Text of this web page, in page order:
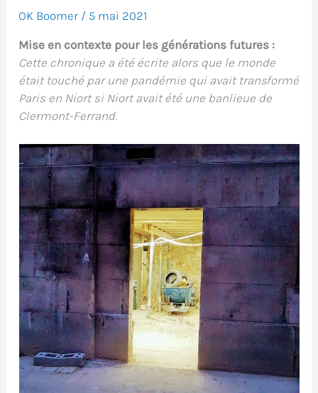
OK Boomer / 5 mai 2021
Mise en contexte pour les générations futures :
Cette chronique a été écrite alors que le monde
était touché par une pandémie qui avait transformé
Paris en Niort si Niort avait été une banlieue de
Clermont-Ferrand.